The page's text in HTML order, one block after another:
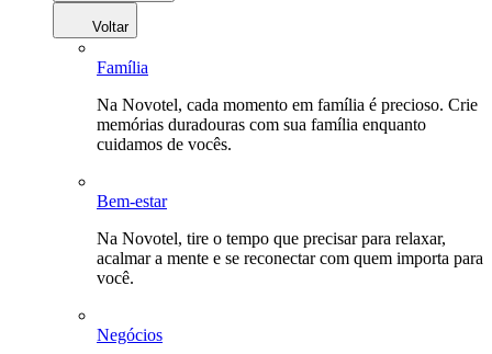
Voltar
Família
Na Novotel, cada momento em família é precioso. Crie
memórias duradouras com sua família enquanto
cuidamos de vocês.
Bem-estar
Na Novotel, tire o tempo que precisar para relaxar,
acalmar a mente e se reconectar com quem importa para
você.
Negócios